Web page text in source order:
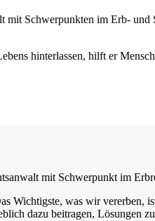
mit Schwerpunkten im Erb-
hinterlassen, hilft er
mit Schwerpunkt im
Wichtigste, was wir
dazu beitragen, Lösungen